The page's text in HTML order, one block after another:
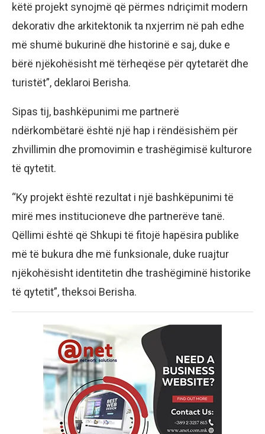
këtë projekt synojmë që përmes ndriçimit modern
dekorativ dhe arkitektonik ta nxjerrim në pah edhe
më shumë bukurinë dhe historinë e saj, duke e
bërë njëkohësisht më tërheqëse për qytetarët dhe
turistët”, deklaroi Berisha.
Sipas tij, bashkëpunimi me partnerë
ndërkombëtarë është një hap i rëndësishëm për
zhvillimin dhe promovimin e trashëgimisë kulturore
të qytetit.
“Ky projekt është rezultat i një bashkëpunimi të
mirë mes institucioneve dhe partnerëve tanë.
Qëllimi është që Shkupi të fitojë hapësira publike
më të bukura dhe më funksionale, duke ruajtur
njëkohësisht identitetin dhe trashëgiminë historike
të qytetit”, theksoi Berisha.